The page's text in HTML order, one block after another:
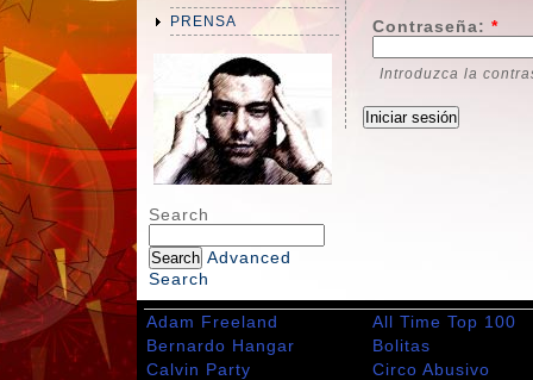
PRENSA
Search
Advanced
Search
Contraseña: *
Introduzca la
Adam Freeland
All Time Top 100
Bernardo Hangar
Bolitas
Calvin Party
Circo Abusivo